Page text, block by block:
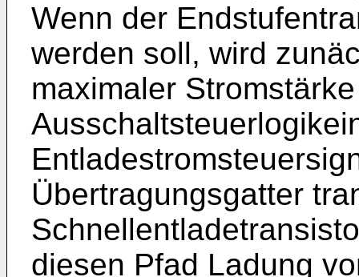
Wenn der
werden soll, wird
maximaler
Übertragungsgatter
diesen Pfad Ladung